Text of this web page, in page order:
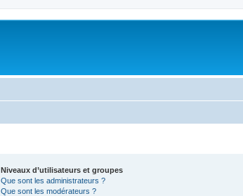
Niveaux d’utilisateurs et groupes
Que sont les administrateurs ?
Que sont les modérateurs ?